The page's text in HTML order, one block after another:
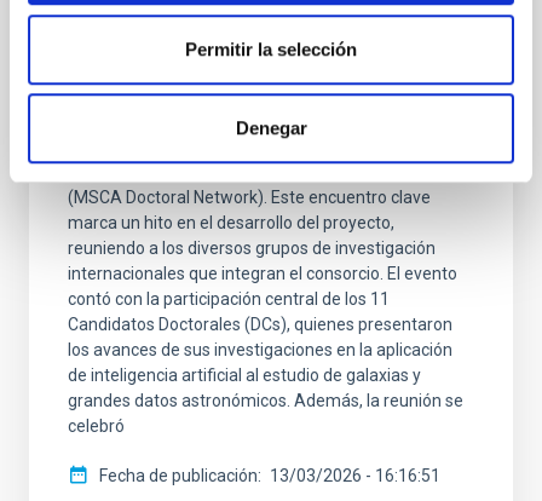
Permitir la selección
Denegar
El proyecto europeo EDUCADO celebra su
Segunda Reunión Anual en Heidelberg
para impulsar la innovación en astrofísica
Del 9 al 12 de marzo de 2026, el Instituto de Estudios
(MSCA Doctoral Network). Este encuentro clave
marca un hito en el desarrollo del proyecto,
reuniendo a los diversos grupos de investigación
internacionales que integran el consorcio. El evento
contó con la participación central de los 11
Candidatos Doctorales (DCs), quienes presentaron
los avances de sus investigaciones en la aplicación
de inteligencia artificial al estudio de galaxias y
grandes datos astronómicos. Además, la reunión se
celebró
Fecha de publicación 13/03/2026 - 16:16:51